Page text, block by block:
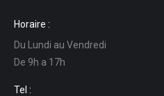
opens
in
new
window
opens
in
new
in
opens
Horaire :
Du Lundi au Vendredi
De 9h a 17h
Tel :